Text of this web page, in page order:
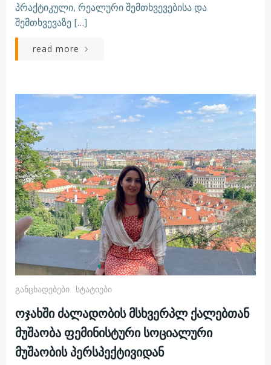
პრაქტიკული, რეალური შემთხვევებისა და
შემთხვევაზე […]
read more
Განცხადებები Სტატიები
ოჯახში ძალადობის მსხვერპლ ქალებთან
მუშაობა ფემინისტური სოციალური
მუშაობის პერსპექტივიდან